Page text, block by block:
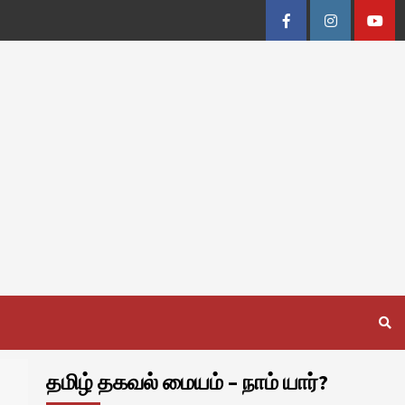
FacebookInstagram
தமிழ் தகவல் மையம் – நாம் யார்?